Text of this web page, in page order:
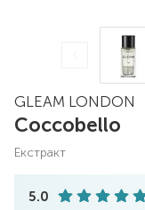
GLEAM LONDON
Coccobello
екстракт
5.0